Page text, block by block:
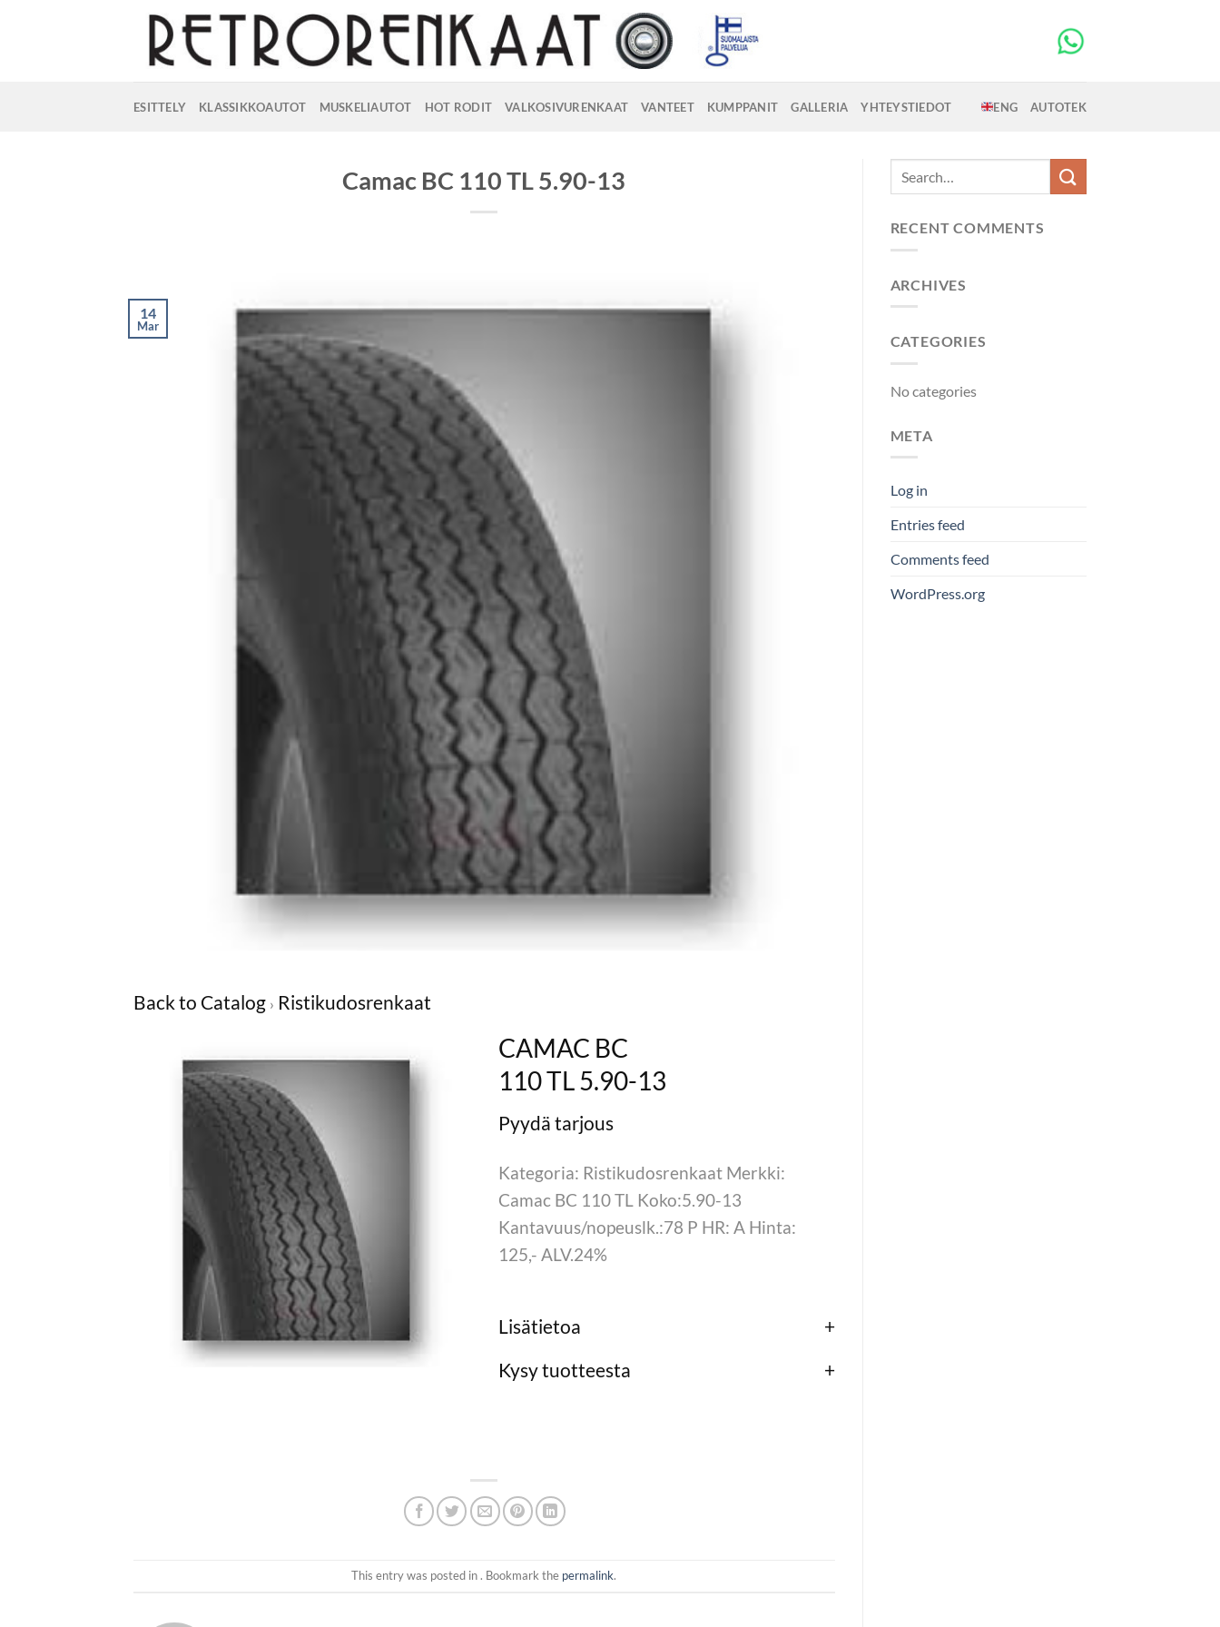
ESITTELY KLASSIKKOAUTOT MUSKELIAUTOT HOT RODIT VALKOSIVURENKAAT VANTEET KUMPPANIT GALLERIA YHTEYSTIEDOT ENG AUTOTEK
Camac BC 110 TL 5.90-13
14
Mar
Back to Catalog Ristikudosrenkaat
CAMAC BC
110 TL 5.90-13
Kategoria: Ristikudosrenkaat Merkki:
Camac BC 110 TL Koko:5.90-13
Kantavuus/nopeuslk.:78 P HR: A Hinta:
125,- ALV.24%
Lisätietoa
Kysy tuotteesta
This entry was posted in . Bookmark the permalink.
RECENT COMMENTS
ARCHIVES
CATEGORIES
No categories
META
Log in
Entries feed
Comments feed
WordPress.org